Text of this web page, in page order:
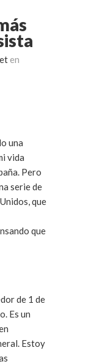
en
una
vida
Pero
serie de
que
que
de 1 de
Es un
Estoy